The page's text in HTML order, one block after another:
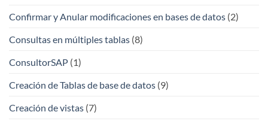
Confirmar y Anular modificaciones en bases de datos (2)
Consultas en múltiples tablas (8)
ConsultorSAP (1)
Creación de Tablas de base de datos (9)
Creación de vistas (7)